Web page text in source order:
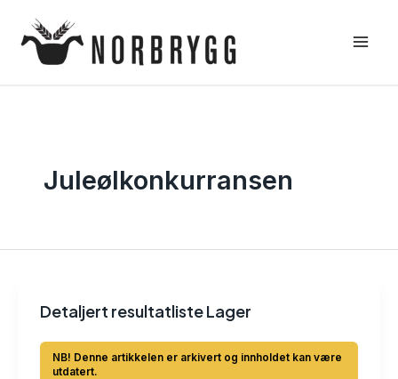
rett
Juleølkonkurransen
Detaljert resultatliste Lager